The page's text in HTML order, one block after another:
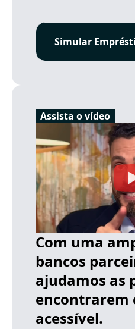
Simular
Assista o vídeo
Com uma
bancos
ajudamos as
encontrarem
acessível.